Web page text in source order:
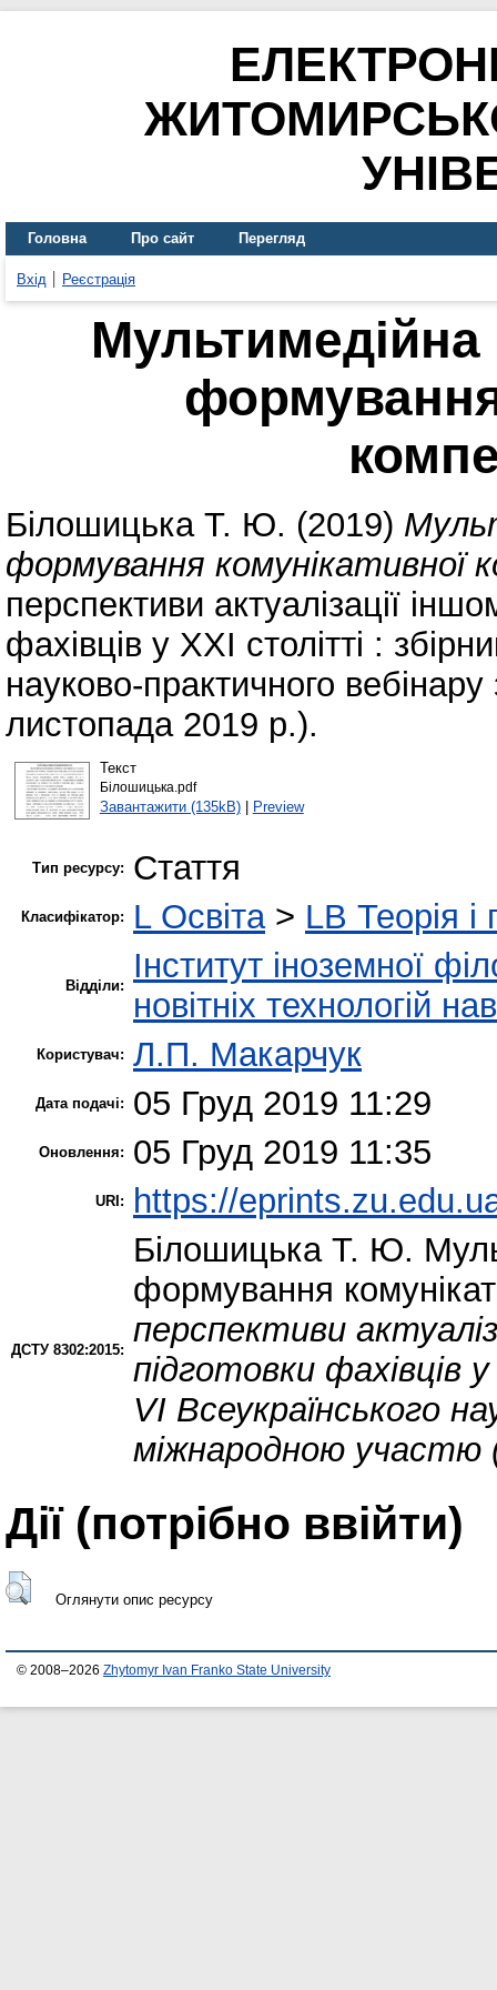
Головна Про сайт Перегляд
Вхід Реєстрація
Мультимедійна
формування
Білошицька Т. Ю. (2019)
формування комунікативної
перспективи актуалізації
фахівців у ХХІ столітті :
науково-практичного
листопада 2019 р.).
Текст
Білошицька.pdf
Завантажити (135kB)| Preview
Тип ресурсу: Стаття
Класифікатор: L Освіта> LB Теорія і
Відділи:
Інститут іноземної
новітніх технологій
Користувач: Л.П. Макарчук
Дата подачі: 05 Груд 2019 11:29
Оновлення: 05 Груд 2019 11:35
URI: https://
ДСТУ 8302:2015:
Білошицька Т. Ю.
формування
перспективи
підготовки фахівців
VІ Всеукраїнського
міжнародною участю
Дії ​​(потрібно ввійти)
Оглянути опис ресурсу
© 2008–2026 Zhytomyr Ivan Franko State University